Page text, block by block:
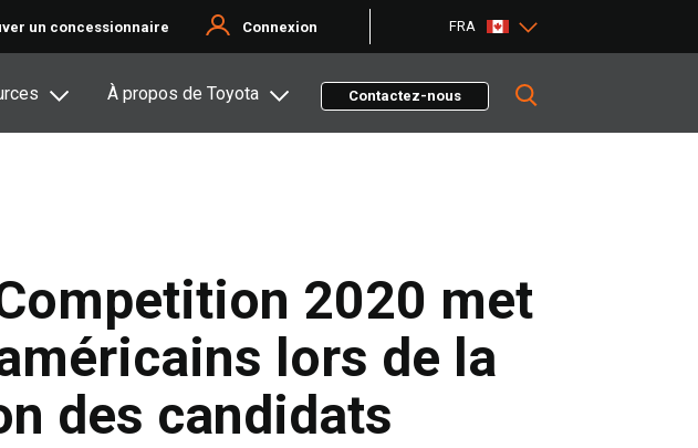
un concessionnaire Connexion FRA
À propos de Toyota Contactez-nous
2020 met
lors de la
des candidats